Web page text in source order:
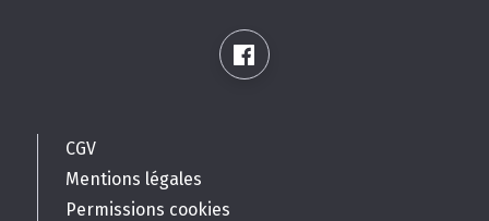
CGV
Mentions légales
Permissions cookies